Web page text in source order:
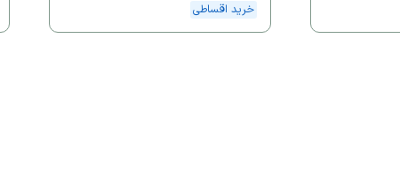
خرید اقساطی